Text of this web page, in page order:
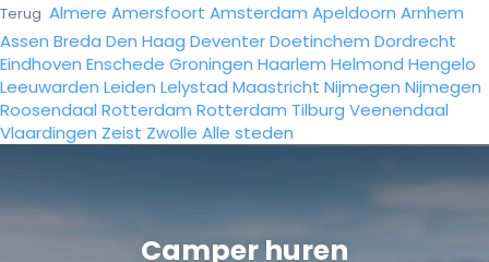
Terug Almere Amersfoort Amsterdam Apeldoorn Arnhem
Assen Breda Den Haag DeventerDoetinchem Dordrecht
Eindhoven Enschede Groningen Haarlem Helmond Hengelo
Leeuwarden Leiden Lelystad Maastricht Nijmegen Nijmegen
Roosendaal Rotterdam Rotterdam Tilburg Veenendaal
Vlaardingen Zeist Zwolle Alle steden
Camper huren